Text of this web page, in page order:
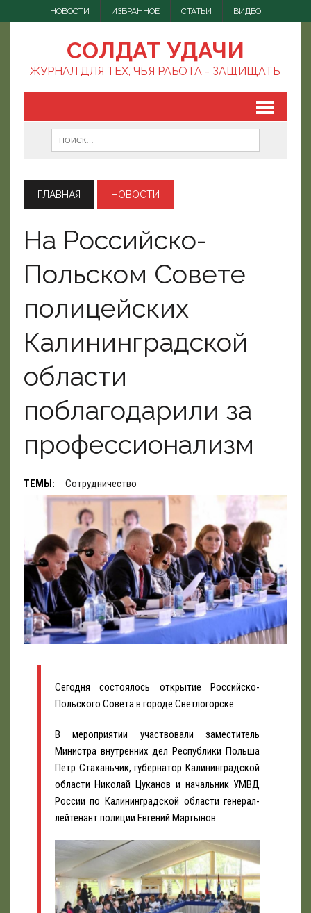
НОВОСТИ ИЗБРАННОЕ СТАТЬИ ВИДЕО
СОЛДАТ УДАЧИ
ЖУРНАЛ ДЛЯ ТЕХ, ЧЬЯ РАБОТА - ЗАЩИЩАТЬ
ГЛАВНАЯ НОВОСТИ
На Российско-
Польском Совете
полицейских
Калининградской
области
поблагодарили за
профессионализм
ТЕМЫ: Сотрудничество
Сегодня состоялось открытие Российско-
Польского Совета в городе Светлогорске.
В мероприятии участвовали заместитель
Министра внутренних дел Республики Польша
Пётр Стаханьчик, губернатор Калининградской
области Николай Цуканов и начальник УМВД
России по Калининградской области генерал-
лейтенант полиции Евгений Мартынов.